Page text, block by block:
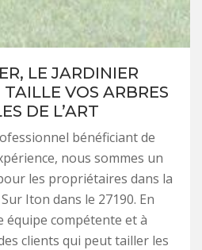
LE JARDINIER
VOS ARBRES
DE L’ART
bénéficiant de
nous sommes un
les propriétaires dans la
Iton dans le 27190. En
équipe compétente et à
clients qui peut tailler les